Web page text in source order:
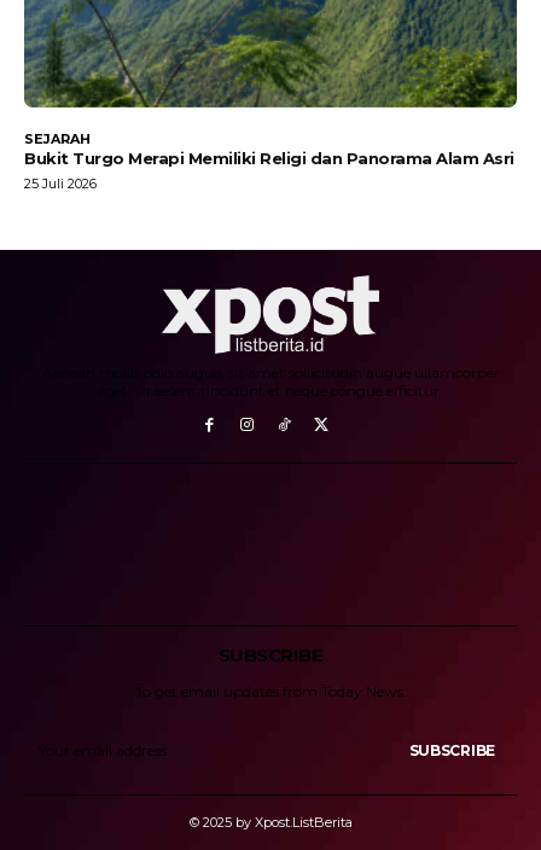
SEJARAH
Bukit Turgo Merapi Memiliki Religi dan Panorama Alam Asri
25 Juli 2026
Aenean mollis odio augue, sit amet sollicitudin augue ullamcorper
eget. Praesent tincidunt et neque congue efficitur.
SUBSCRIBE
To get email updates from Today News.
SUBSCRIBE
© 2025 by Xpost.ListBerita